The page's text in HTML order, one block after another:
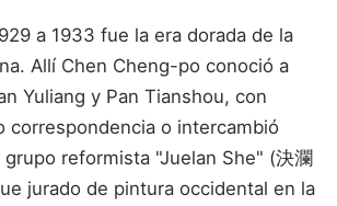
a 1933 fue la era dorada de la
Allí Chen Cheng-po conoció a
Yuliang y Pan Tianshou, con
correspondencia o intercambió
reformista "Juelan She" (決瀾
jurado de pintura occidental en la